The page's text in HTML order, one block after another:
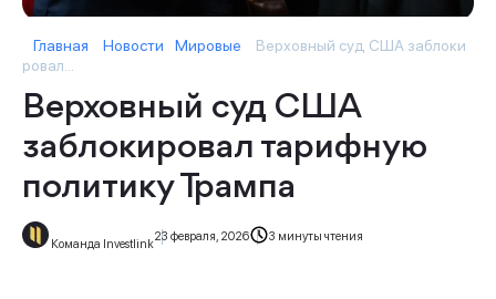
Главная Новости Мировые
Верховный суд США заблоки
ровал...
Верховный суд США
заблокировал тарифную
политику Трампа
Команда Investlink
23 февраля, 2026 3 минуты чтения